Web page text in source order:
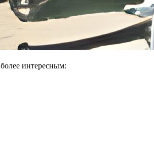
интересным: